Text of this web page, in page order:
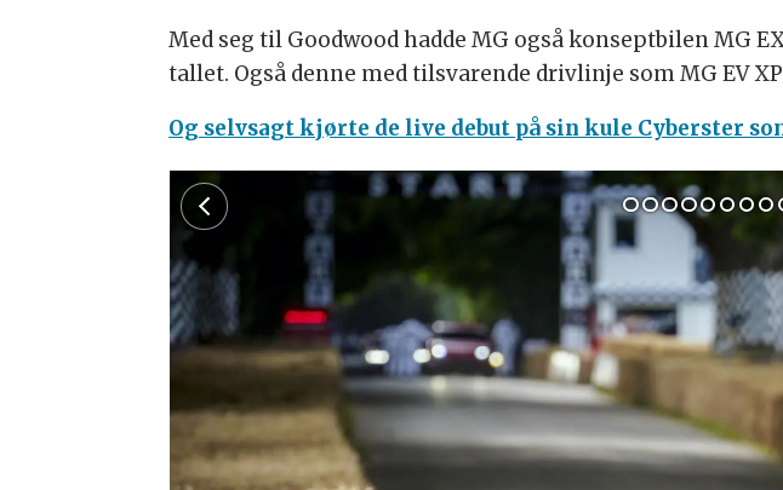
Med seg til Goodwood hadde MG også konseptbilen MG
tallet. Også denne med tilsvarende drivlinje som MG EV
Og selvsagt kjørte de live debut på sin kule Cyberster